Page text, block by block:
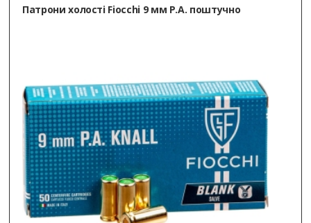
Патрони холості Fiocchi 9 мм Р.А. поштучно